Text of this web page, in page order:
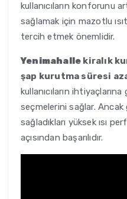
kullanıcıların konforunu
sağlamak için mazotlu
tercih etmek önemlidir.
Yenimahalle kiralık
şap kurutma süresi
kullanıcıların
seçmelerini sağlar.
sağladıkları yüksek ısı
açısından başarılıdır.